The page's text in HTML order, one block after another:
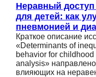
Неравный
для детей: как
пневмонией и
Краткое описание
«Determinants of
behavior for
analysis»
влияющих на